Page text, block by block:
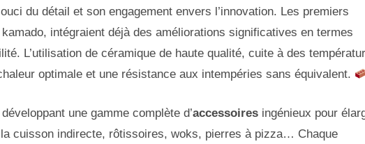
du détail et son engagement envers l’innovation. Les premiers
intégraient déjà des améliorations significatives en termes
L’utilisation de céramique de haute qualité, cuite à des
optimale et une résistance aux intempéries sans équivalent.
une gamme complète d’accessoires ingénieux pour
cuisson indirecte, rôtissoires, woks, pierres à pizza… Chaque